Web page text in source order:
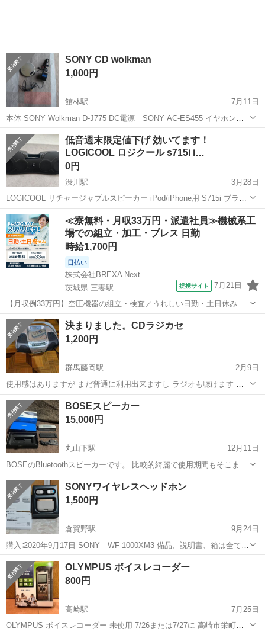
SONY CD wolkman
1,000円
館林駅
7月11日
本体 SONY Wolkman D-J775 DC電源 SONY AC-ES455 イヤホン
RM-CD15L 私の分かる範囲のチェックでは問題有りません。 分からな
い点は、購入前に依頼下されば、こちらで調べます、 ...
群馬 館林市 館林駅 ポータブルプレーヤー
低音週末限定値下げ 効いてます！
LOGICOOL ロジクール s715i i…
0円
渋川駅
3月28日
LOGICOOL リチャージャブルスピーカー iPod/iPhone用 S715i ブラン
ド：ロジクール です。 数年前まではBBQや海に持って行って聴いて
ました。 低音もかなり効いててまだ使いたかったんですがBluetoo...
群馬 渋川市 渋川駅 ポータブルプレーヤー ロジクール
≪寮無料・月収33万円・派遣社員≫機械系工
場での組立・加工・プレス 日勤
時給1,700円
日払い
株式会社BREXA Next
茨城県 三妻駅
提携サイト 7月21日
【月収例33万円】空圧機器の組立・検査／うれしい日勤・土日休み／
無料の社宅付き◎ 人気の工場のお仕事 ◇空気圧制御機器製品の組立・
検査作業◇ ・調整機器の組立作業 ★工場未経験者でも安心して働ける
環境になります。 ★細...
茨城 常総市 三妻駅 その他
決まりました。CDラジカセ
1,200円
群馬藤岡駅
2月9日
使用感はありますが まだ普通に利用出来ますし ラジオも聴けます カ
セットテープも使えます リモコンも付いてます。 お問い合わせや メ
ッセージ等の返信は 午後6時以降になりますm(_ _)m
群馬 藤岡市 群馬藤岡駅
カセットテープ
BOSEスピーカー
15,000円
丸山下駅
12月11日
BOSEのBluetoothスピーカーです。 比較的綺麗で使用期間もそこまで
長くないです。
群馬 桐生市 丸山下駅 ポータブルプレーヤー
SONYワイヤレスヘッドホン
1,500円
倉賀野駅
9月24日
購入∶2020年9月17日 SONY WF-1000XM3 備品、説明書、箱は全て有
ります。 不具合∶充電器に差し込んだ状態時のみ 読み込み可能です。
※充電線繋いだ状態でペアリングしてもらえば、 線から外しても、使
用出来ま...
群馬 高崎市 ポータブルプレーヤー
OLYMPUS ボイスレコーダー
800円
高崎駅
7月25日
OLYMPUS ボイスレコーダー 未使用 7/26または7/27に 高崎市栄町付